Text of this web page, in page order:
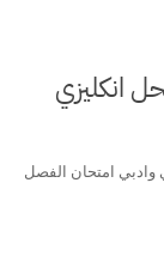
انكليزي
وادبي امتحان الفصل